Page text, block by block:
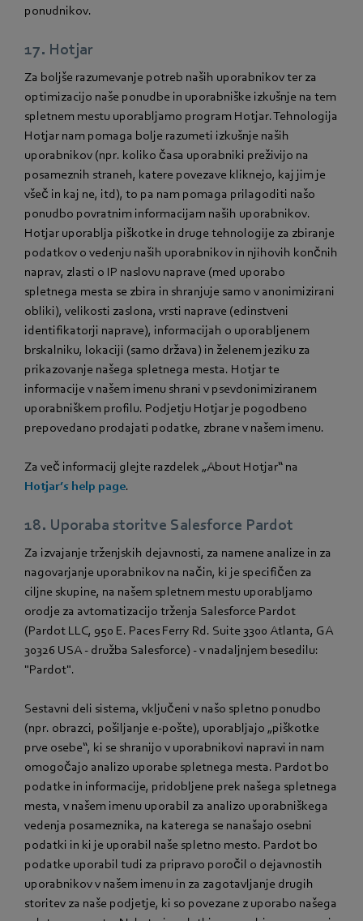
ponudnikov.
17. Hotjar
Za boljše razumevanje potreb naših uporabnikov ter za
optimizacijo naše ponudbe in uporabniške izkušnje na tem
spletnem mestu uporabljamo program Hotjar. Tehnologija
Hotjar nam pomaga bolje razumeti izkušnje naših
uporabnikov (npr. koliko časa uporabniki preživijo na
posameznih straneh, katere povezave kliknejo, kaj jim je
všeč in kaj ne, itd), to pa nam pomaga prilagoditi našo
ponudbo povratnim informacijam naših uporabnikov.
Hotjar uporablja piškotke in druge tehnologije za zbiranje
podatkov o vedenju naših uporabnikov in njihovih končnih
naprav, zlasti o IP naslovu naprave (med uporabo
spletnega mesta se zbira in shranjuje samo v anonimizirani
obliki), velikosti zaslona, vrsti naprave (edinstveni
identifikatorji naprave), informacijah o uporabljenem
brskalniku, lokaciji (samo država) in želenem jeziku za
prikazovanje našega spletnega mesta. Hotjar te
informacije v našem imenu shrani v psevdonimiziranem
uporabniškem profilu. Podjetju Hotjar je pogodbeno
prepovedano prodajati podatke, zbrane v našem imenu.
Za več informacij glejte razdelek „About Hotjar“ na
Hotjar’s help page.
18. Uporaba storitve Salesforce Pardot
Za izvajanje trženjskih dejavnosti, za namene analize in za
nagovarjanje uporabnikov na način, ki je specifičen za
ciljne skupine, na našem spletnem mestu uporabljamo
orodje za avtomatizacijo trženja Salesforce Pardot
(Pardot LLC, 950 E. Paces Ferry Rd. Suite 3300 Atlanta, GA
30326 USA - družba Salesforce) - v nadaljnjem besedilu:
"Pardot".
Sestavni deli sistema, vključeni v našo spletno ponudbo
(npr. obrazci, pošiljanje e-pošte), uporabljajo „piškotke
prve osebe“, ki se shranijo v uporabnikovi napravi in nam
omogočajo analizo uporabe spletnega mesta. Pardot bo
podatke in informacije, pridobljene prek našega spletnega
mesta, v našem imenu uporabil za analizo uporabniškega
vedenja posameznika, na katerega se nanašajo osebni
podatki in ki je uporabil naše spletno mesto. Pardot bo
podatke uporabil tudi za pripravo poročil o dejavnostih
uporabnikov v našem imenu in za zagotavljanje drugih
storitev za naše podjetje, ki so povezane z uporabo našega